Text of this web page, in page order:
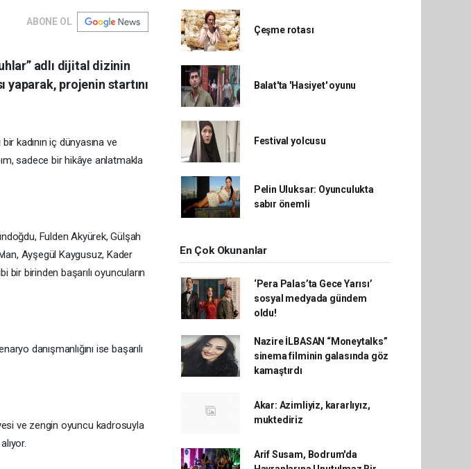
ABONE OL
adlı dijital dizinin
yaparak, projenin startını
kadının iç dünyasına ve
sadece bir hikâye anlatmakla
Fulden Akyürek, Gülşah
Ayşegül Kaygusuz, Kader
bir birinden başarılı oyuncuların
danışmanlığını ise başarılı
ve zengin oyuncu kadrosuyla
Çeşme rotası
Balat'ta 'Hasiyet' oyunu
Festival yolcusu
Pelin Uluksar: Oyunculukta
sabır önemli
En Çok Okunanlar
‘Pera Palas’ta Gece Yarısı’
sosyal medyada gündem
oldu!
Nazire İLBASAN “Moneytalks”
sinema filminin galasında göz
kamaştırdı
Akar: Azimliyiz, kararlıyız,
muktediriz
Arif Susam, Bodrum'da